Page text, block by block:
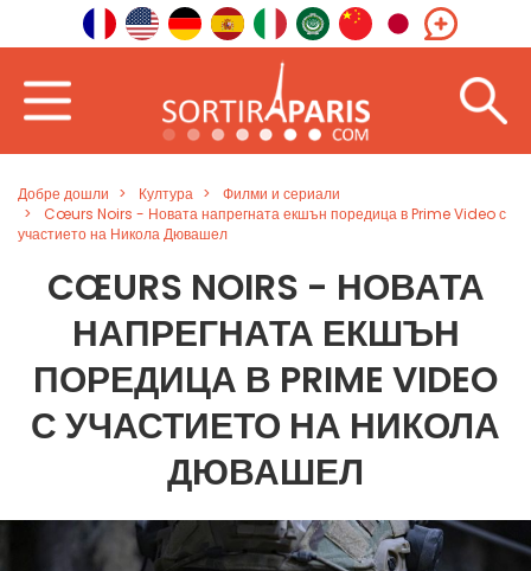
Добре дошли Култура
Филми и сериали
Cœurs Noirs - Новата напрегната екшън поредица в Prime Video с
участието на Никола Дювашел
CŒURS NOIRS - НОВАТА
НАПРЕГНАТА ЕКШЪН
ПОРЕДИЦА В PRIME VIDEO
С УЧАСТИЕТО НА НИКОЛА
ДЮВАШЕЛ